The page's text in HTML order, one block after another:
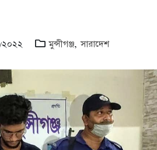
মুন্সীগঞ্জ,সারাদেশ